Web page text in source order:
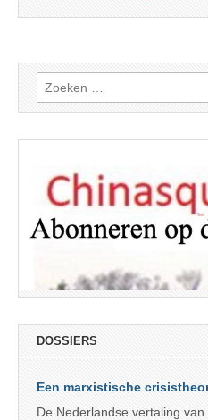
Zoeken
naar:
DOSSIERS
Een marxistische
De Nederlandse vertaling